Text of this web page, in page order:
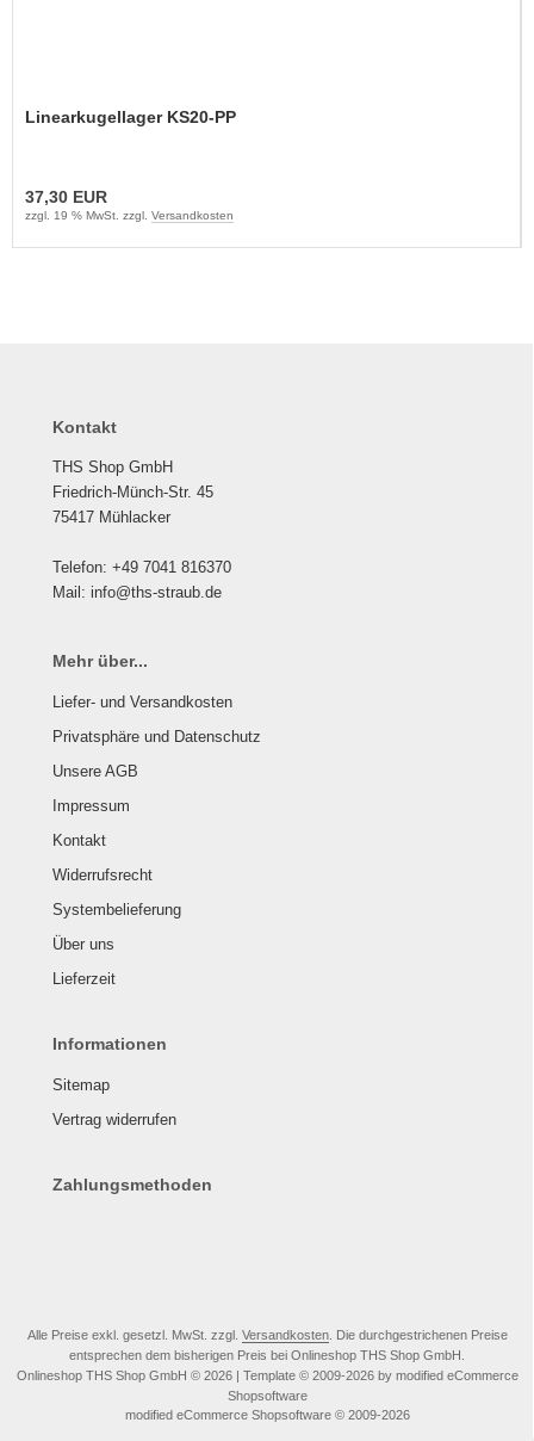
Linearkugellager KS20-PP
37,30 EUR
zzgl. 19 % MwSt. zzgl. Versandkosten
Kontakt
THS Shop GmbH
Friedrich-Münch-Str. 45
75417 Mühlacker
Telefon: +49 7041 816370
Mail: info@ths-straub.de
Mehr über...
Liefer- und Versandkosten
Privatsphäre und Datenschutz
Unsere AGB
Impressum
Kontakt
Widerrufsrecht
Systembelieferung
Über uns
Lieferzeit
Informationen
Sitemap
Vertrag widerrufen
Zahlungsmethoden
Alle Preise exkl. gesetzl. MwSt. zzgl. Versandkosten. Die durchgestrichenen Preise
entsprechen dem bisherigen Preis bei Onlineshop THS Shop GmbH.
Onlineshop THS Shop GmbH © 2026 | Template © 2009-2026 by modified eCommerce
Shopsoftware
modified eCommerce Shopsoftware © 2009-2026